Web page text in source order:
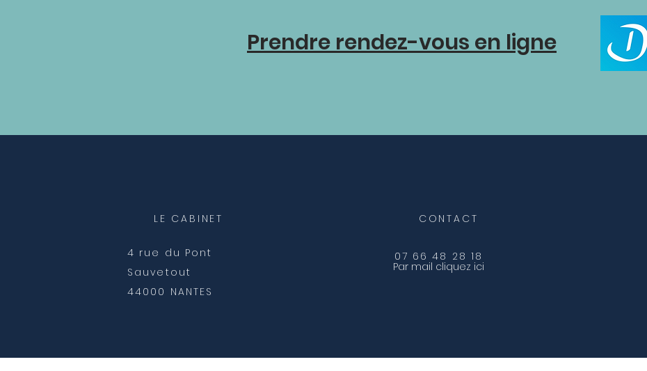
Prendre rendez-vous en ligne
LE CABINET
4 rue du Pont
Sauvetout
44000 NANTES
CONTACT
07 66 48 28 18
Par mail cliquez ici